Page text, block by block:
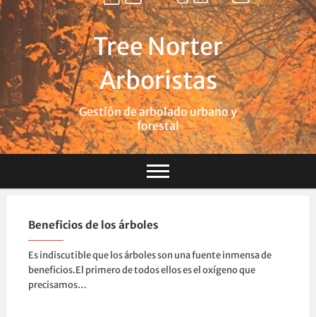
Tree Norter
Arboristas
Gestión de arbolado urbano y
forestal
Beneficios de los árboles
Es indiscutible que los árboles son una fuente inmensa de
beneficios.El primero de todos ellos es el oxígeno que
precisamos…